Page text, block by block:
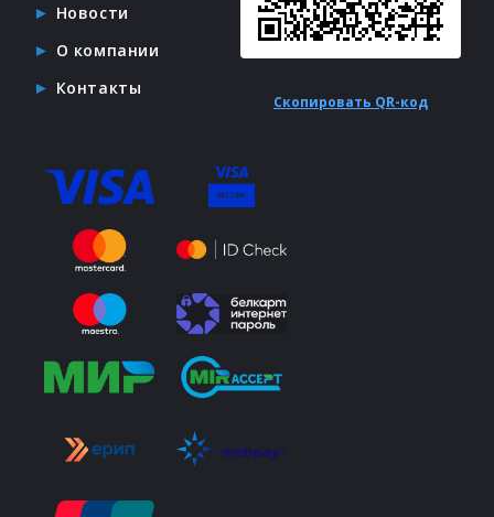
Новости
О компании
Контакты
Скопировать QR-код